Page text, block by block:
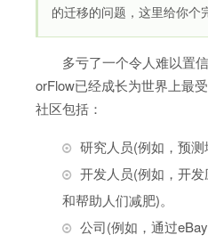
的迁移的问题，这里给你个
多亏了一个令人难以置
orFlow已经成长为世界上最
社区包括：
研究人员(例如，预测
开发人员(例如，开
和帮助人们减肥)。
公司(例如，通过